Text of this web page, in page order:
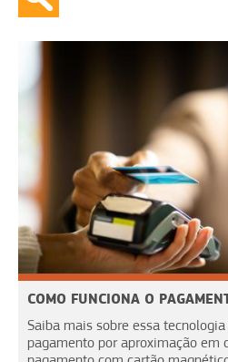
COMO FUNCIONA O
Saiba mais sobre essa
pagamento por aproximação em